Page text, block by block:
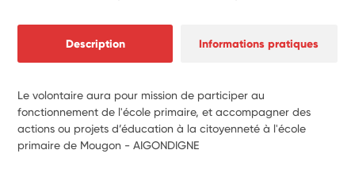
Description Informations pratiques
Le volontaire aura pour mission de participer au
fonctionnement de l'école primaire, et accompagner des
actions ou projets d’éducation à la citoyenneté à l'école
primaire de Mougon - AIGONDIGNE